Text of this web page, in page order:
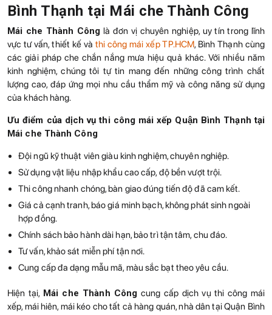
Bình Thạnh tại Mái che Thành Công
Mái che Thành Công là đơn vị chuyên nghiệp, uy tín trong lĩnh
vực tư vấn, thiết kế và thi công mái xếp TP.HCM, Bình Thạnh cùng
các giải pháp che chắn nắng mưa hiệu quả khác. Với nhiều năm
kinh nghiệm, chúng tôi tự tin mang đến những công trình chất
lượng cao, đáp ứng mọi nhu cầu thẩm mỹ và công năng sử dụng
của khách hàng.
Ưu điểm của dịch vụ thi công mái xếp Quận Bình Thạnh tại
Mái che Thành Công
Đội ngũ kỹ thuật viên giàu kinh nghiệm, chuyên nghiệp.
Sử dụng vật liệu nhập khẩu cao cấp, độ bền vượt trội.
Thi công nhanh chóng, bàn giao đúng tiến độ đã cam kết.
Giá cả cạnh tranh, báo giá minh bạch, không phát sinh ngoài
hợp đồng.
Chính sách bảo hành dài hạn, bảo trì tận tâm, chu đáo.
Tư vấn, khảo sát miễn phí tận nơi.
Cung cấp đa dạng mẫu mã, màu sắc bạt theo yêu cầu.
Hiện tại, Mái che Thành Công cung cấp dịch vụ thi công mái
xếp, mái hiên, mái kéo cho tất cả hàng quán, nhà dân tại Quận Bình